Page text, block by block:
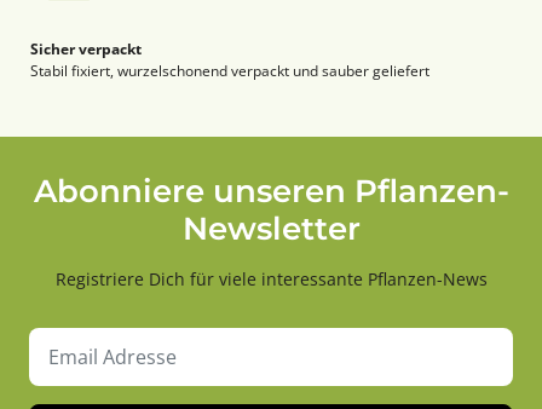
Sicher verpackt
Stabil fixiert, wurzelschonend verpackt und sauber geliefert
Abonniere unseren Pflanzen-
Newsletter
Registriere Dich für viele interessante Pflanzen-News